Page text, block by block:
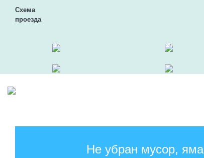
Схема
проезда
Не убран мусор, яма